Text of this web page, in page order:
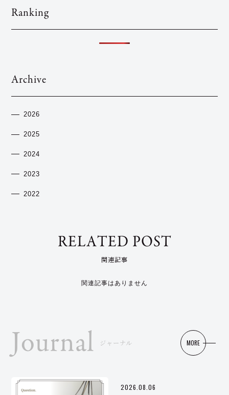
Ranking
Archive
2026
2025
2024
2023
2022
RELATED POST
関連記事
関連記事はありません
Journal ジャーナル
2026.08.06
MORE